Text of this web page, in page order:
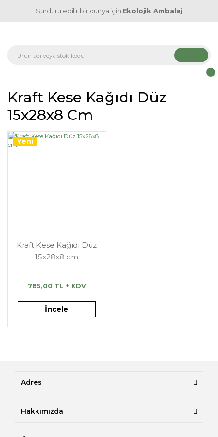
Sürdürülebilir bir dünya için Ekolojik Ambalaj
Kraft Kese Kağıdı Düz
15x28x8 Cm
Yeni
Kraft Kese Kağıdı Düz
15x28x8 cm
785,00 TL + KDV
İncele
Adres
Hakkımızda